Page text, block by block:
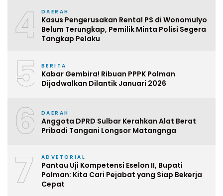
4 DAERAH
Kasus Pengerusakan Rental PS di Wonomulyo
Belum Terungkap, Pemilik Minta Polisi Segera
Tangkap Pelaku
5 BERITA
Kabar Gembira! Ribuan PPPK Polman
Dijadwalkan Dilantik Januari 2026
6 DAERAH
Anggota DPRD Sulbar Kerahkan Alat Berat
Pribadi Tangani Longsor Matangnga
7 ADVETORIAL
Pantau Uji Kompetensi Eselon II, Bupati
Polman: Kita Cari Pejabat yang Siap Bekerja
Cepat